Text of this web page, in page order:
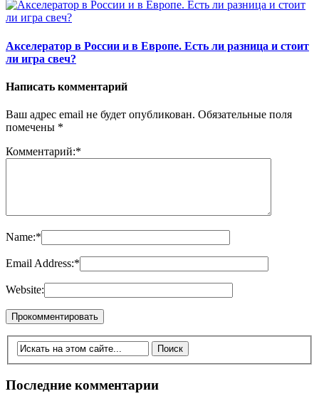
Акселератор в России и в Европе. Есть ли разница и стоит
ли игра свеч?
Написать комментарий
Ваш адрес email не будет опубликован. Обязательные поля
помечены *
Комментарий:*
Name:*
Email Address:*
Website:
Последние комментарии